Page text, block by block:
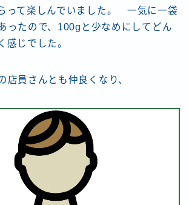
って楽しんでいました。 一気に一袋
ったので、100gと少なめにしてどん
感じでした。
店員さんとも仲良くなり、